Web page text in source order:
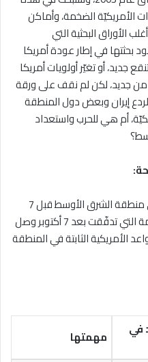
الضخمة، وأماكن
الأوراق البحثية التي
في إطار عودة أمريكا
جديد، أو تغيّر أولويات أمريكا
جديد، لكن لم نقف على ورقة
إيران وبعض دول المنطقة
أم هي للحرب واستعداد
يتواجد لأمريكا بين 60 ألف مقاتل في منطقة الشرق الأوسط قبل 7
أكتوبر، ومع الحشود العسكرية الضخمة التي تدفّقت بعد 7 أكتوبر وصل
120 – 130 ألف، القواعد الأمريكية الثابتة في المنطقة
في
مهمتها